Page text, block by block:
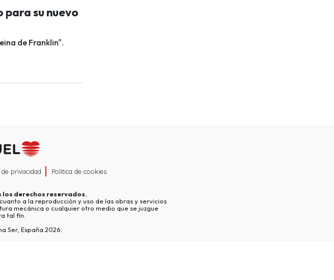
su nuevo
de Franklin".
de privacidad Política de cookies
los derechos reservados.
a la reproducción y uso de las obras y servicios
mecánica o cualquier otro medio que se juzgue
tal fin.
Ser, España 2026.